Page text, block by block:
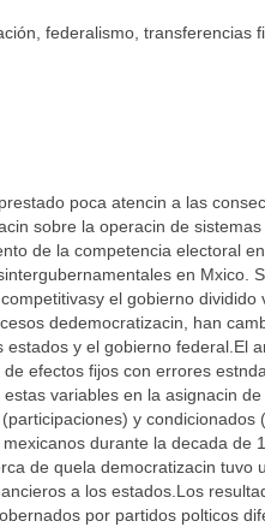
federalismo, transferencias
poca atencin a las
sobre la operacin de
de la competencia electoral
en Mxico.
el gobierno dividido
dedemocratizacin, han
estados y el gobierno federal.El
efectos fijos con errores
variables en la asignacin
y condicionados
durante la decada de
de quela democratizacin tuvo
a los estados.Los
por partidos polticos